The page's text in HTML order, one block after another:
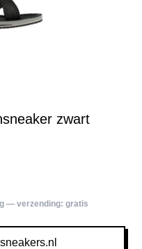
zwart
— verzending: gratis